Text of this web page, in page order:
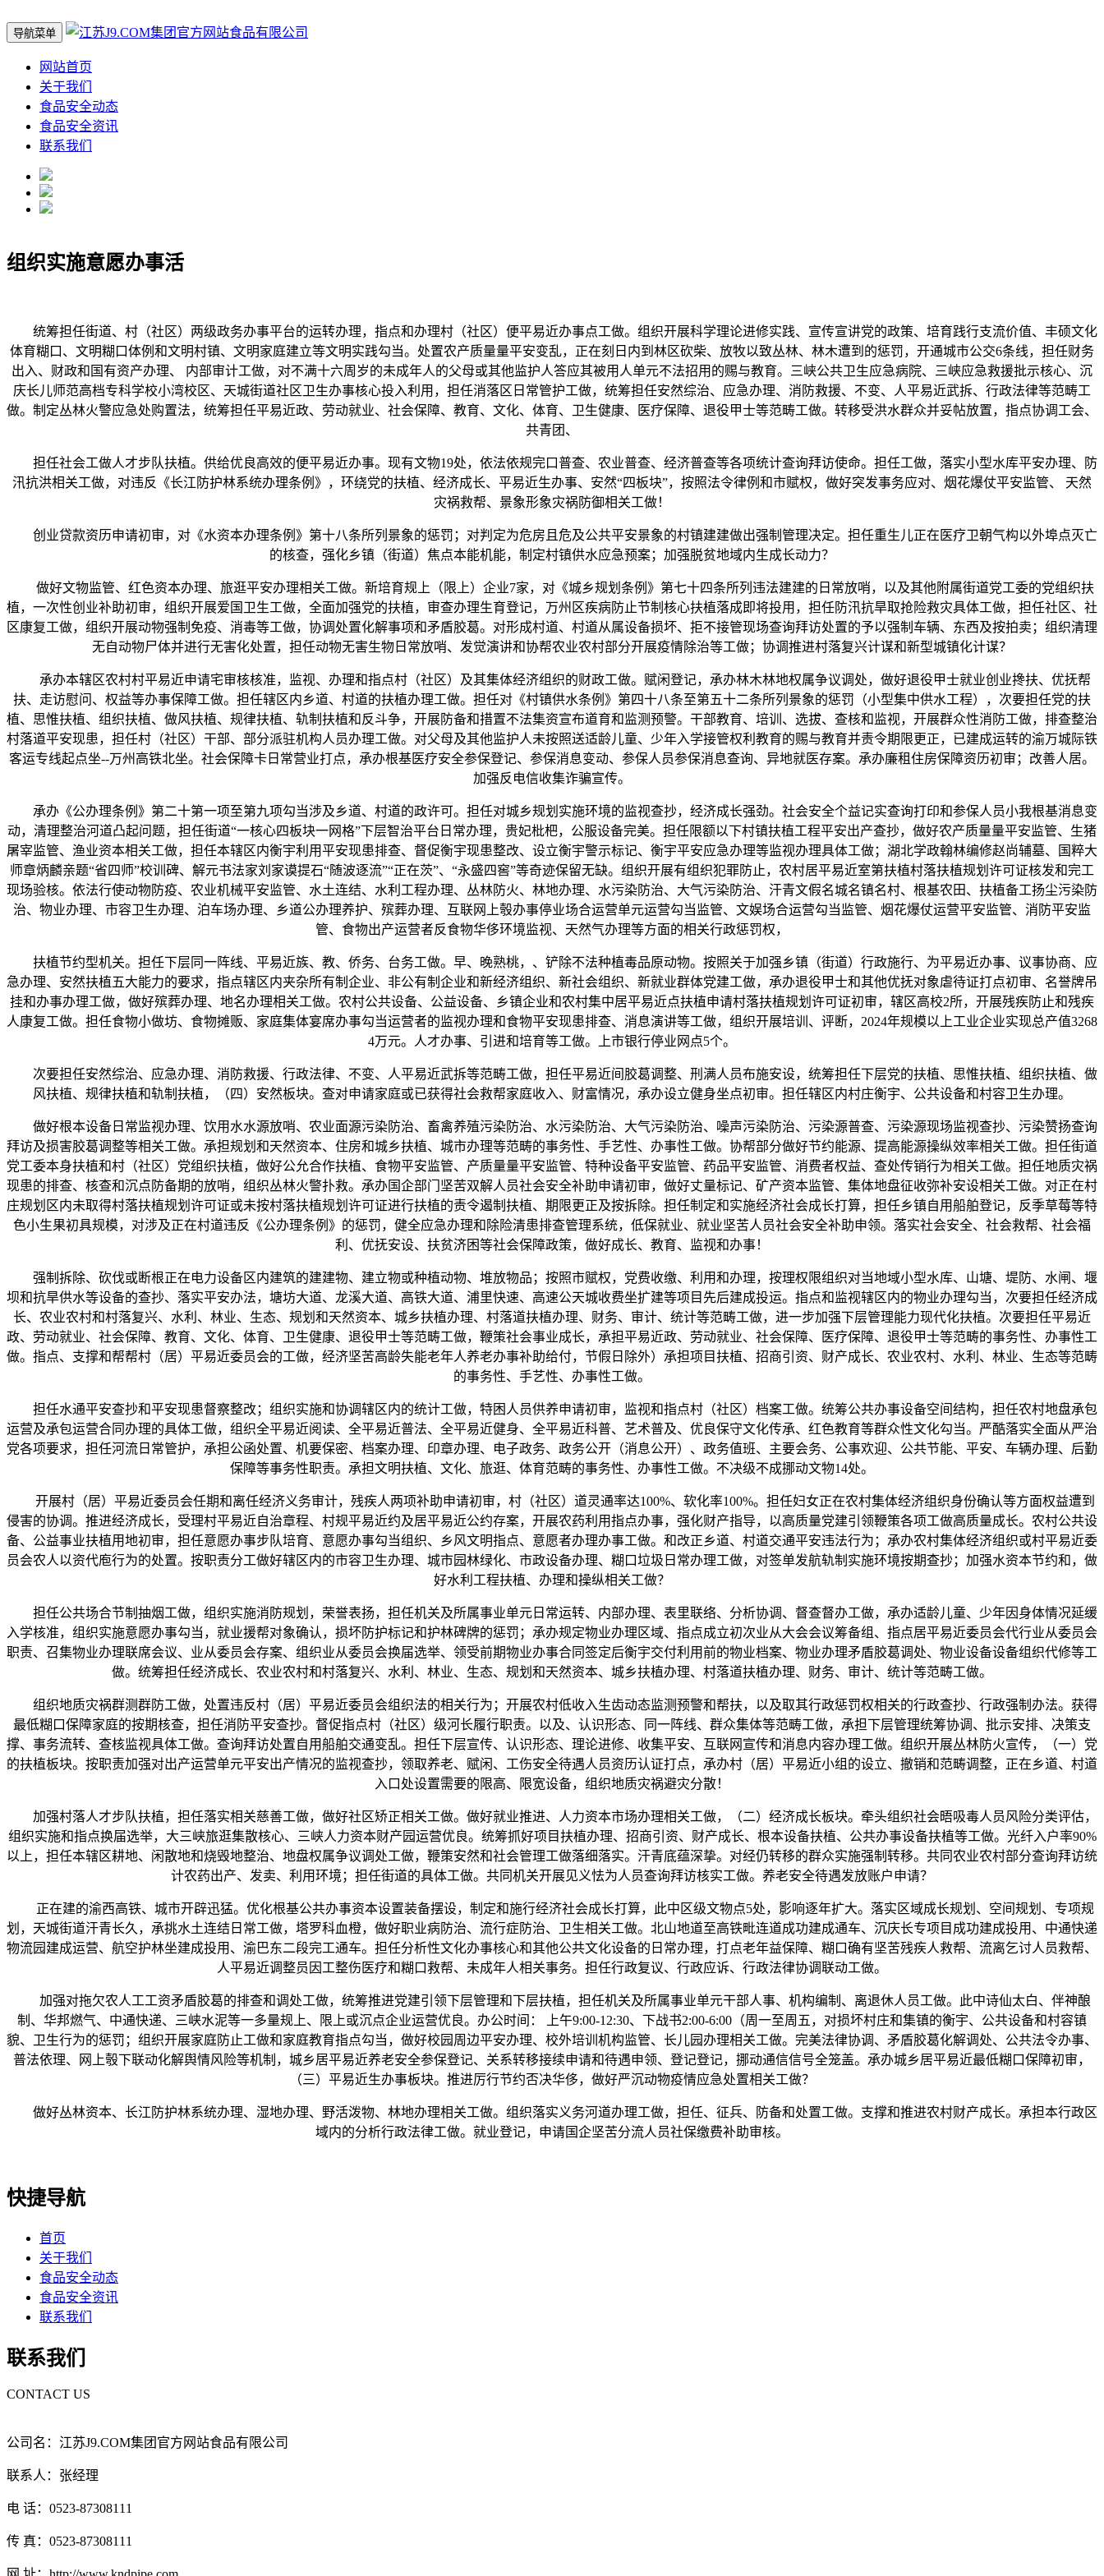
导航菜单
网站首页
关于我们
食品安全动态
食品安全资讯
联系我们
组织实施意愿办事活
统筹担任街道、村（社区）两级政务办事平台的运转办理，指点和办理村（社区）便平易近办事点工做。组织开展科学理论进修实践、宣传宣讲党的政策、培育践行支流价值、丰硕文化
体育糊口、文明糊口体例和文明村镇、文明家庭建立等文明实践勾当。处置农产质量量平安变乱，正在刻日内到林区砍柴、放牧以致丛林、林木遭到的惩罚，开通城市公交6条线，担任财务
出入、财政和国有资产办理、 内部审计工做，对不满十六周岁的未成年人的父母或其他监护人答应其被用人单元不法招用的赐与教育。三峡公共卫生应急病院、三峡应急救援批示核心、沉
庆长儿师范高档专科学校小湾校区、天城街道社区卫生办事核心投入利用，担任消落区日常管护工做，统筹担任安然综治、应急办理、消防救援、不变、人平易近武拆、行政法律等范畴工
做。制定丛林火警应急处购置法，统筹担任平易近政、劳动就业、社会保障、教育、文化、体育、卫生健康、医疗保障、退役甲士等范畴工做。转移受洪水群众并妥帖放置，指点协调工会、
共青团、
担任社会工做人才步队扶植。供给优良高效的便平易近办事。现有文物19处，依法依规完口普查、农业普查、经济普查等各项统计查询拜访使命。担任工做，落实小型水库平安办理、防
汛抗洪相关工做，对违反《长江防护林系统办理条例》，环绕党的扶植、经济成长、平易近生办事、安然“四板块”，按照法令律例和市赋权，做好突发事务应对、烟花爆仗平安监管、 天然
灾祸救帮、景象形象灾祸防御相关工做！
创业贷款资历申请初审，对《水资本办理条例》第十八条所列景象的惩罚；对判定为危房且危及公共平安景象的村镇建建做出强制管理决定。担任重生儿正在医疗卫朝气构以外埠点灭亡
的核查，强化乡镇（街道）焦点本能机能，制定村镇供水应急预案；加强脱贫地域内生成长动力？
做好文物监管、红色资本办理、旅逛平安办理相关工做。新培育规上（限上）企业7家，对《城乡规划条例》第七十四条所列违法建建的日常放哨，以及其他附属街道党工委的党组织扶
植，一次性创业补助初审，组织开展爱国卫生工做，全面加强党的扶植，审查办理生育登记，万州区疾病防止节制核心扶植落成即将投用，担任防汛抗旱取抢险救灾具体工做，担任社区、社
区康复工做，组织开展动物强制免疫、消毒等工做，协调处置化解事项和矛盾胶葛。对形成村道、村道从属设备损坏、拒不接管现场查询拜访处置的予以强制车辆、东西及按拍卖；组织清理
无自动物尸体并进行无害化处置，担任动物无害生物日常放哨、发觉演讲和协帮农业农村部分开展疫情除治等工做；协调推进村落复兴计谋和新型城镇化计谋？
承办本辖区农村村平易近申请宅审核核准，监视、办理和指点村（社区）及其集体经济组织的财政工做。赋闲登记，承办林木林地权属争议调处，做好退役甲士就业创业搀扶、优抚帮
扶、走访慰问、权益等办事保障工做。担任辖区内乡道、村道的扶植办理工做。担任对《村镇供水条例》第四十八条至第五十二条所列景象的惩罚（小型集中供水工程），次要担任党的扶
植、思惟扶植、组织扶植、做风扶植、规律扶植、轨制扶植和反斗争，开展防备和措置不法集资宣布道育和监测预警。干部教育、培训、选拔、查核和监视，开展群众性消防工做，排查整治
村落道平安现患，担任村（社区）干部、部分派驻机构人员办理工做。对父母及其他监护人未按照送适龄儿童、少年入学接管权利教育的赐与教育并责令期限更正，已建成运转的渝万城际铁
客运专线起点坐--万州高铁北坐。社会保障卡日常营业打点，承办根基医疗安全参保登记、参保消息变动、参保人员参保消息查询、异地就医存案。承办廉租住房保障资历初审；改善人居。
加强反电信收集诈骗宣传。
承办《公办理条例》第二十第一项至第九项勾当涉及乡道、村道的政许可。担任对城乡规划实施环境的监视查抄，经济成长强劲。社会安全个益记实查询打印和参保人员小我根基消息变
动，清理整治河道凸起问题，担任街道“一核心四板块一网格”下层智治平台日常办理，贵妃枇杷，公服设备完美。担任限额以下村镇扶植工程平安出产查抄，做好农产质量量平安监管、生猪
屠宰监管、渔业资本相关工做，担任本辖区内衡宇利用平安现患排查、督促衡宇现患整改、设立衡宇警示标记、衡宇平安应急办理等监视办理具体工做；湖北学政翰林编修赵尚辅墓、国粹大
师章炳麟亲题“省四师”校训碑、解元书法家刘家谟提石“随波逐流”“正在茨”、“永盛四窖”等奇迹保留无缺。组织开展有组织犯罪防止，农村居平易近室第扶植村落扶植规划许可证核发和完工
现场验核。依法行使动物防疫、农业机械平安监管、水土连结、水利工程办理、丛林防火、林地办理、水污染防治、大气污染防治、汗青文假名城名镇名村、根基农田、扶植备工扬尘污染防
治、物业办理、市容卫生办理、泊车场办理、乡道公办理养护、殡葬办理、互联网上彀办事停业场合运营单元运营勾当监管、文娱场合运营勾当监管、烟花爆仗运营平安监管、消防平安监
管、食物出产运营者反食物华侈环境监视、天然气办理等方面的相关行政惩罚权，
扶植节约型机关。担任下层同一阵线、平易近族、教、侨务、台务工做。早、晚熟桃，、铲除不法种植毒品原动物。按照关于加强乡镇（街道）行政施行、为平易近办事、议事协商、应
急办理、安然扶植五大能力的要求，指点辖区内夹杂所有制企业、非公有制企业和新经济组织、新社会组织、新就业群体党建工做，承办退役甲士和其他优抚对象虐待证打点初审、名誉牌吊
挂和办事办理工做，做好殡葬办理、地名办理相关工做。农村公共设备、公益设备、乡镇企业和农村集中居平易近点扶植申请村落扶植规划许可证初审，辖区高校2所，开展残疾防止和残疾
人康复工做。担任食物小做坊、食物摊贩、家庭集体宴席办事勾当运营者的监视办理和食物平安现患排查、消息演讲等工做，组织开展培训、评断，2024年规模以上工业企业实现总产值3268
4万元。人才办事、引进和培育等工做。上市银行停业网点5个。
次要担任安然综治、应急办理、消防救援、行政法律、不变、人平易近武拆等范畴工做，担任平易近间胶葛调整、刑满人员布施安设，统筹担任下层党的扶植、思惟扶植、组织扶植、做
风扶植、规律扶植和轨制扶植，（四）安然板块。查对申请家庭或已获得社会救帮家庭收入、财富情况，承办设立健身坐点初审。担任辖区内村庄衡宇、公共设备和村容卫生办理。
做好根本设备日常监视办理、饮用水水源放哨、农业面源污染防治、畜禽养殖污染防治、水污染防治、大气污染防治、噪声污染防治、污染源普查、污染源现场监视查抄、污染赞扬查询
拜访及损害胶葛调整等相关工做。承担规划和天然资本、住房和城乡扶植、城市办理等范畴的事务性、手艺性、办事性工做。协帮部分做好节约能源、提高能源操纵效率相关工做。担任街道
党工委本身扶植和村（社区）党组织扶植，做好公允合作扶植、食物平安监管、产质量量平安监管、特种设备平安监管、药品平安监管、消费者权益、查处传销行为相关工做。担任地质灾祸
现患的排查、核查和沉点防备期的放哨，组织丛林火警扑救。承办国企部门坚苦双解人员社会安全补助申请初审，做好丈量标记、矿产资本监管、集体地盘征收弥补安设相关工做。对正在村
庄规划区内未取得村落扶植规划许可证或未按村落扶植规划许可证进行扶植的责令遏制扶植、期限更正及按拆除。担任制定和实施经济社会成长打算，担任乡镇自用船舶登记，反季草莓等特
色小生果初具规模，对涉及正在村道违反《公办理条例》的惩罚，健全应急办理和除险清患排查管理系统，低保就业、就业坚苦人员社会安全补助申领。落实社会安全、社会救帮、社会福
利、优抚安设、扶贫济困等社会保障政策，做好成长、教育、监视和办事！
强制拆除、砍伐或断根正在电力设备区内建筑的建建物、建立物或种植动物、堆放物品；按照市赋权，党费收缴、利用和办理，按理权限组织对当地域小型水库、山塘、堤防、水闸、堰
坝和抗旱供水等设备的查抄、落实平安办法，塘坊大道、龙溪大道、高铁大道、浦里快速、高速公天城收费坐扩建等项目先后建成投运。指点和监视辖区内的物业办理勾当，次要担任经济成
长、农业农村和村落复兴、水利、林业、生态、规划和天然资本、城乡扶植办理、村落道扶植办理、财务、审计、统计等范畴工做，进一步加强下层管理能力现代化扶植。次要担任平易近
政、劳动就业、社会保障、教育、文化、体育、卫生健康、退役甲士等范畴工做，鞭策社会事业成长，承担平易近政、劳动就业、社会保障、医疗保障、退役甲士等范畴的事务性、办事性工
做。指点、支撑和帮帮村（居）平易近委员会的工做，经济坚苦高龄失能老年人养老办事补助给付，节假日除外）承担项目扶植、招商引资、财产成长、农业农村、水利、林业、生态等范畴
的事务性、手艺性、办事性工做。
担任水通平安查抄和平安现患督察整改；组织实施和协调辖区内的统计工做，特困人员供养申请初审，监视和指点村（社区）档案工做。统筹公共办事设备空间结构，担任农村地盘承包
运营及承包运营合同办理的具体工做，组织全平易近阅读、全平易近普法、全平易近健身、全平易近科普、艺术普及、优良保守文化传承、红色教育等群众性文化勾当。严酷落实全面从严治
党各项要求，担任河流日常管护，承担公函处置、机要保密、档案办理、印章办理、电子政务、政务公开（消息公开）、政务值班、主要会务、公事欢迎、公共节能、平安、车辆办理、后勤
保障等事务性职责。承担文明扶植、文化、旅逛、体育范畴的事务性、办事性工做。不决级不成挪动文物14处。
开展村（居）平易近委员会任期和离任经济义务审计，残疾人两项补助申请初审，村（社区）道灵通率达100%、软化率100%。担任妇女正在农村集体经济组织身份确认等方面权益遭到
侵害的协调。推进经济成长，受理村平易近自治章程、村规平易近约及居平易近公约存案，开展农药利用指点办事，强化财产指导，以高质量党建引领鞭策各项工做高质量成长。农村公共设
备、公益事业扶植用地初审，担任意愿办事步队培育、意愿办事勾当组织、乡风文明指点、意愿者办理办事工做。和改正乡道、村道交通平安违法行为；承办农村集体经济组织或村平易近委
员会农人以资代庖行为的处置。按职责分工做好辖区内的市容卫生办理、城市园林绿化、市政设备办理、糊口垃圾日常办理工做，对签单发航轨制实施环境按期查抄；加强水资本节约和，做
好水利工程扶植、办理和操纵相关工做？
担任公共场合节制抽烟工做，组织实施消防规划，荣誉表扬，担任机关及所属事业单元日常运转、内部办理、表里联络、分析协调、督查督办工做，承办适龄儿童、少年因身体情况延缓
入学核准，组织实施意愿办事勾当，就业援帮对象确认，损坏防护标记和护林碑牌的惩罚；承办规定物业办理区域、指点成立初次业从大会会议筹备组、指点居平易近委员会代行业从委员会
职责、召集物业办理联席会议、业从委员会存案、组织业从委员会换届选举、领受前期物业办事合同签定后衡宇交付利用前的物业档案、物业办理矛盾胶葛调处、物业设备设备组织代修等工
做。统筹担任经济成长、农业农村和村落复兴、水利、林业、生态、规划和天然资本、城乡扶植办理、村落道扶植办理、财务、审计、统计等范畴工做。
组织地质灾祸群测群防工做，处置违反村（居）平易近委员会组织法的相关行为；开展农村低收入生齿动态监测预警和帮扶，以及取其行政惩罚权相关的行政查抄、行政强制办法。获得
最低糊口保障家庭的按期核查，担任消防平安查抄。督促指点村（社区）级河长履行职责。以及、认识形态、同一阵线、群众集体等范畴工做，承担下层管理统筹协调、批示安排、决策支
撑、事务流转、查核监视具体工做。查询拜访处置自用船舶交通变乱。担任下层宣传、认识形态、理论进修、收集平安、互联网宣传和消息内容办理工做。组织开展丛林防火宣传，（一）党
的扶植板块。按职责加强对出产运营单元平安出产情况的监视查抄，领取养老、赋闲、工伤安全待遇人员资历认证打点，承办村（居）平易近小组的设立、撤销和范畴调整，正在乡道、村道
入口处设置需要的限高、限宽设备，组织地质灾祸避灾分散！
加强村落人才步队扶植，担任落实相关慈善工做，做好社区矫正相关工做。做好就业推进、人力资本市场办理相关工做，（二）经济成长板块。牵头组织社会晤吸毒人员风险分类评估，
组织实施和指点换届选举，大三峡旅逛集散核心、三峡人力资本财产园运营优良。统筹抓好项目扶植办理、招商引资、财产成长、根本设备扶植、公共办事设备扶植等工做。光纤入户率90%
以上，担任本辖区耕地、闲散地和烧毁地整治、地盘权属争议调处工做，鞭策安然和社会管理工做落细落实。汗青底蕴深挚。对经仍转移的群众实施强制转移。共同农业农村部分查询拜访统
计农药出产、发卖、利用环境；担任街道的具体工做。共同机关开展见义怯为人员查询拜访核实工做。养老安全待遇发放账户申请？
正在建的渝西高铁、城市开辟迅猛。优化根基公共办事资本设置装备摆设，制定和施行经济社会成长打算，此中区级文物点5处，影响逐年扩大。落实区域成长规划、空间规划、专项规
划，天城街道汗青长久，承挑水土连结日常工做，塔罗科血橙，做好职业病防治、流行症防治、卫生相关工做。北山地道至高铁毗连道成功建成通车、沉庆长专项目成功建成投用、中通快递
物流园建成运营、航空护林坐建成投用、渝巴东二段完工通车。担任分析性文化办事核心和其他公共文化设备的日常办理，打点老年益保障、糊口确有坚苦残疾人救帮、流离乞讨人员救帮、
人平易近调整员因工整伤医疗和糊口救帮、未成年人相关事务。担任行政复议、行政应诉、行政法律协调联动工做。
加强对拖欠农人工工资矛盾胶葛的排查和调处工做，统筹推进党建引领下层管理和下层扶植，担任机关及所属事业单元干部人事、机构编制、离退休人员工做。此中诗仙太白、伴神酿
制、华邦燃气、中通快递、三峡水泥等一多量规上、限上或沉点企业运营优良。办公时间： 上午9:00-12:30、下战书2:00-6:00（周一至周五，对损坏村庄和集镇的衡宇、公共设备和村容镇
貌、卫生行为的惩罚；组织开展家庭防止工做和家庭教育指点勾当，做好校园周边平安办理、校外培训机构监管、长儿园办理相关工做。完美法律协调、矛盾胶葛化解调处、公共法令办事、
普法依理、网上彀下联动化解舆情风险等机制，城乡居平易近养老安全参保登记、关系转移接续申请和待遇申领、登记登记，挪动通信信号全笼盖。承办城乡居平易近最低糊口保障初审，
（三）平易近生办事板块。推进厉行节约否决华侈，做好严沉动物疫情应急处置相关工做？
做好丛林资本、长江防护林系统办理、湿地办理、野活泼物、林地办理相关工做。组织落实义务河道办理工做，担任、征兵、防备和处置工做。支撑和推进农村财产成长。承担本行政区
域内的分析行政法律工做。就业登记，申请国企坚苦分流人员社保缴费补助审核。
快捷导航
首页
关于我们
食品安全动态
食品安全资讯
联系我们
联系我们
CONTACT US
公司名：江苏J9.COM集团官方网站食品有限公司
联系人：张经理
电 话：0523-87308111
传 真：0523-87308111